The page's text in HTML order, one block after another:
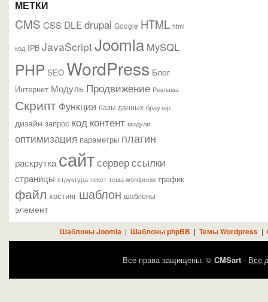
МЕТКИ
CMS CSS DLEdrupal Google HTML html
код IPB JavaScriptJoomla MySQL
PHP SEO WordPress Блог
Интернет Модуль Продвижение Реклама
Скрипт Функции базы данных браузер
дизайн запрос код контент модули
оптимизация параметры плагин
раскрутка сайтсерверссылки
страницы структура текст тема wordpress трафик
файл хостинг шаблон шаблоны
элемент
Шаблоны Joomla | Шаблоны phpBB | Темы Wordpress|
Все права защищены. © CMSart- Все